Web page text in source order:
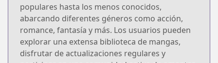
populares hasta los menos conocidos,
abarcando diferentes géneros como acción,
romance, fantasía y más. Los usuarios pueden
explorar una extensa biblioteca de mangas,
disfrutar de actualizaciones regulares y